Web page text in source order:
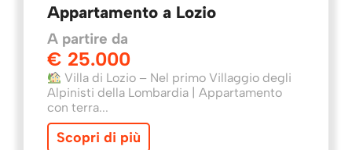
Appartamento a Lozio
A partire da
€ 25.000
Villa di Lozio – Nel primo Villaggio degli
Alpinisti della Lombardia | Appartamento
con terra...
Scopri di più